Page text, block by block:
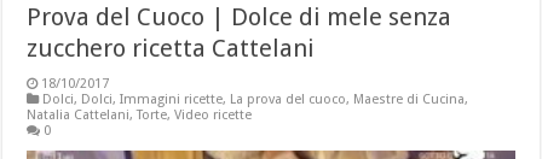
Prova del Cuoco | Dolce di mele senza
zucchero ricetta Cattelani
18/10/2017
Dolci, Dolci,Immagini ricette, La prova del cuoco, Maestre di Cucina,
Natalia Cattelani,Torte,Video ricette
0